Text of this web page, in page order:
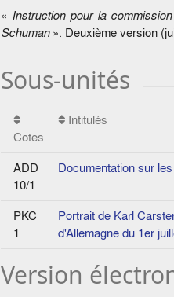
« Instruction pour la
Schuman». Deuxième version
Sous-unités
Cotes
Intitulés
ADD
10/1
Documentation sur
PKC
1
Portrait de Karl
d'Allemagne du 1er
Version